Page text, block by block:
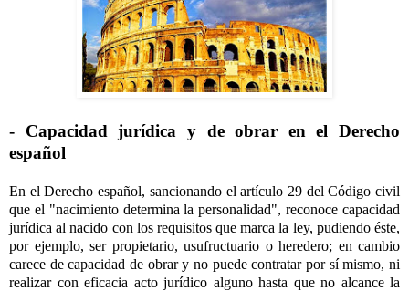
- Capacidad jurídica y de obrar en el Derecho
español
En el Derecho español, sancionando el artículo 29 del Código civil
que el "nacimiento determina la personalidad", reconoce capacidad
jurídica al nacido con los requisitos que marca la ley, pudiendo éste,
por ejemplo, ser propietario, usufructuario o heredero; en cambio
carece de capacidad de obrar y no puede contratar por sí mismo, ni
realizar con eficacia acto jurídico alguno hasta que no alcance la